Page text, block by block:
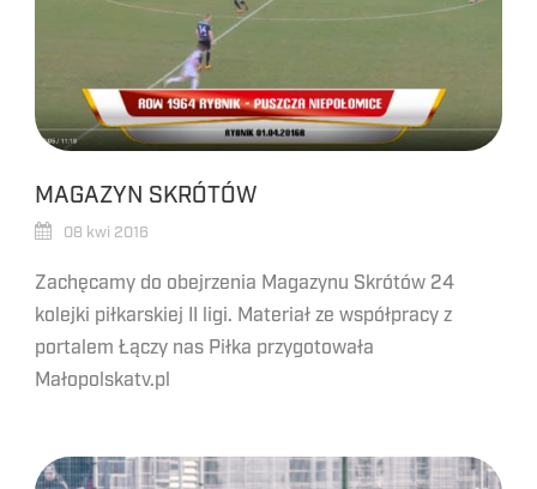
MAGAZYN SKRÓTÓW
08 kwi 2016
Zachęcamy do obejrzenia Magazynu Skrótów 24
kolejki piłkarskiej II ligi. Materiał ze współpracy z
portalem Łączy nas Piłka przygotowała
Małopolskatv.pl